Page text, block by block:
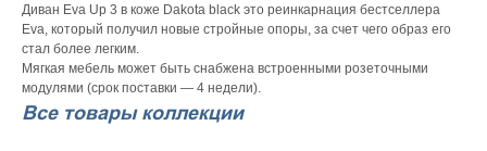
Диван Eva Up 3 в коже Dakota black это реинкарнация бестселлера
Eva, который получил новые стройные опоры, за счет чего образ его
стал более легким.
Мягкая мебель может быть снабжена встроенными розеточными
модулями (срок поставки — 4 недели).
Все товары коллекции